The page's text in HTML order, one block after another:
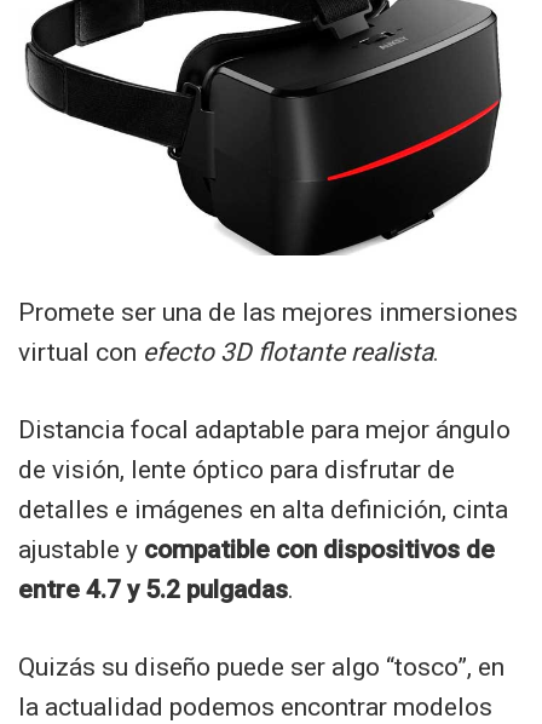
Promete ser una de las mejores inmersiones
virtual con efecto 3D flotante realista.
Distancia focal adaptable para mejor ángulo
de visión, lente óptico para disfrutar de
detalles e imágenes en alta definición, cinta
ajustable y compatible con dispositivos de
entre 4.7 y 5.2 pulgadas.
Quizás su diseño puede ser algo “tosco”, en
la actualidad podemos encontrar modelos